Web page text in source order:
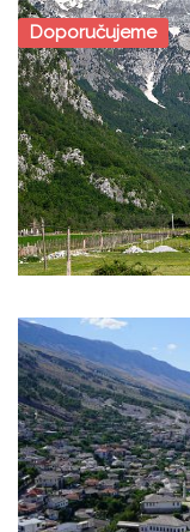
Doporučujeme